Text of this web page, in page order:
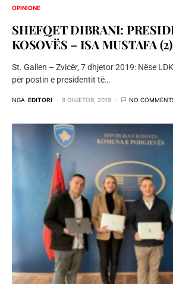
OPINIONE
SHEFQET DIBRANI:
KOSOVËS – ISA MUSTAFA (2)
St. Gallen – Zvicër, 7 dhjetor 2019: Nëse
për postin e presidentit të…
NGA EDITORI 9 DHJETOR, 2019 NO